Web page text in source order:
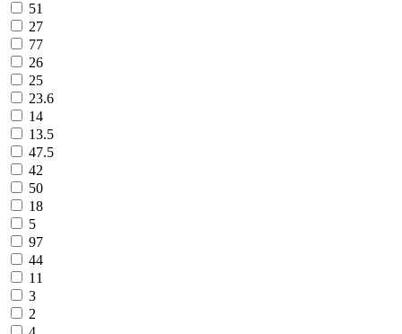
51
27
77
26
25
23.6
14
13.5
47.5
42
50
18
5
97
44
11
3
2